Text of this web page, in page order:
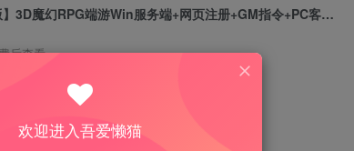
【龙心传奇8职业修复版】3D魔幻RPG端游Win服务端+网页注册+GM指令+PC客户端+架设教程
后查看
欢迎进入吾爱懒猫